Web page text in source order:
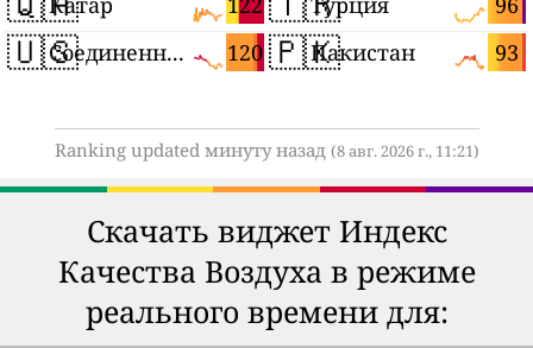
🇺🇸 120
Соединенные Штаты 🇵🇰 93
Пакистан
Ranking updated минуту назад (8 авг. 2026 г., 11:21)
Скачать виджет Индекс
Качества Воздуха в режиме
реального времени для: